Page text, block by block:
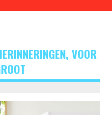
VOOR